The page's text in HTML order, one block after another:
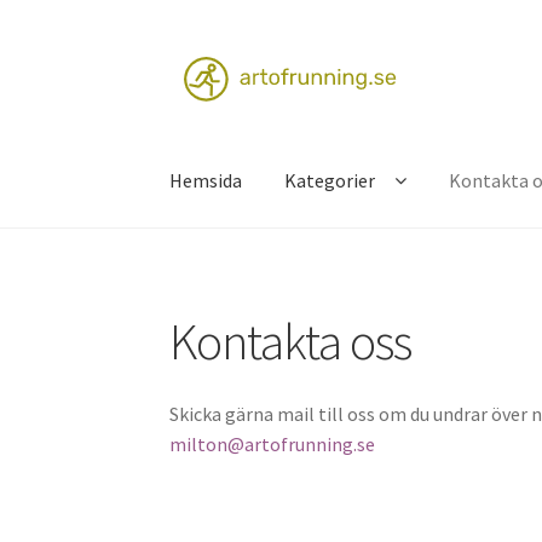
Skip
to
Skip
to
Hemsida Kategorier Kontakta
Kontakta oss
Skicka gärna mail till oss om du undrar över
milton@artofrunning.se